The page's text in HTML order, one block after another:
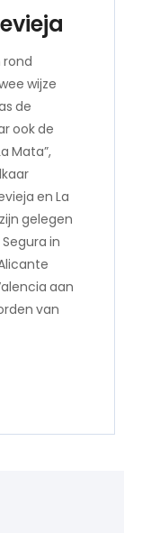
rond
wijze
de
ook de
Mata”,
en La
gelegen
in
aan
van